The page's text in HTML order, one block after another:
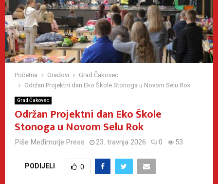
Početna Gradovi
Grad Čakovec
Održan Projektni dan Eko Škole Stonoga u Novom Selu Rok
Grad Čakovec
Održan Projektni dan Eko Škole
Stonoga u Novom Selu Rok
Piše Međimurje Press 23. travnja 2026 0 53
PODIJELI 0